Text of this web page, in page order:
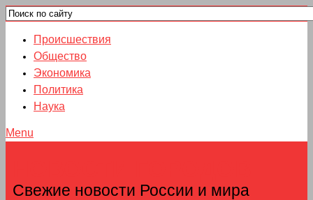
Происшествия
Общество
Экономика
Политика
Наука
Menu
Свежие новости России и мира